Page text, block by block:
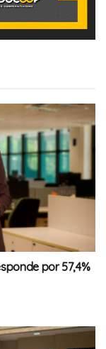
por 57,4%